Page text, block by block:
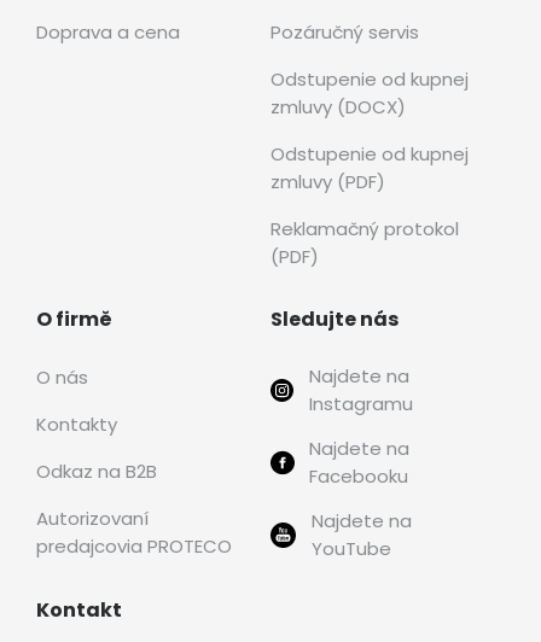
Doprava a cena
Pozáručný servis
Odstupenie od kupnej
zmluvy (DOCX)
Odstupenie od kupnej
zmluvy (PDF)
Reklamačný protokol
(PDF)
O firmě
O nás
Kontakty
Odkaz na B2B
Autorizovaní
predajcovia PROTECO
Sledujte nás
Najdete na
Instagramu
Najdete na
Facebooku
Najdete na
YouTube
Kontakt